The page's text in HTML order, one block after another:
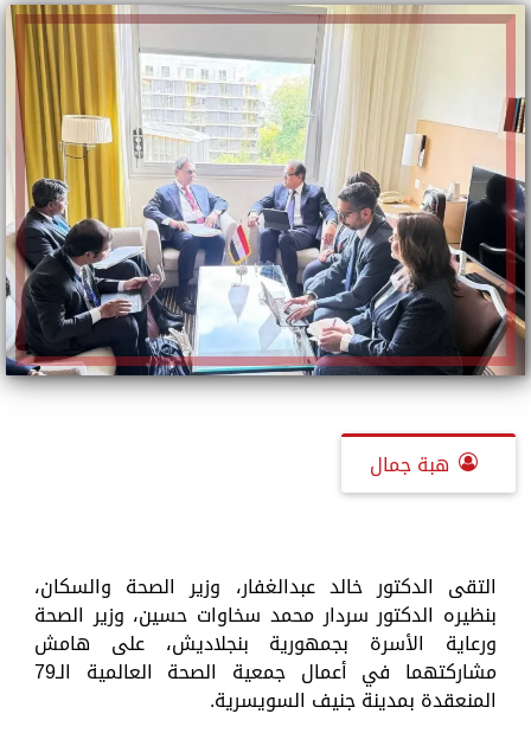
هبة جمال
التقى الدكتور خالد عبدالغفار، وزير الصحة والسكان،
بنظيره الدكتور سردار محمد سخاوات حسين، وزير الصحة
ورعاية الأسرة بجمهورية بنجلاديش، على هامش
مشاركتهما في أعمال جمعية الصحة العالمية الـ79
المنعقدة بمدينة جنيف السويسرية.